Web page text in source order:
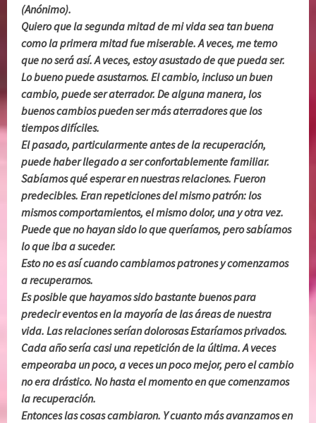
(Anónimo).
Quiero que la segunda mitad de mi vida sea tan buena
como la primera mitad fue miserable. A veces, me temo
que no será así. A veces, estoy asustado de que pueda ser.
Lo bueno puede asustarnos. El cambio, incluso un buen
cambio, puede ser aterrador. De alguna manera, los
buenos cambios pueden ser más aterradores que los
tiempos difíciles.
El pasado, particularmente antes de la recuperación,
puede haber llegado a ser confortablemente familiar.
Sabíamos qué esperar en nuestras relaciones. Fueron
predecibles. Eran repeticiones del mismo patrón:los
mismos comportamientos, el mismo dolor, una y otra vez.
Puede que no hayan sido lo que queríamos, pero sabíamos
lo que iba a suceder.
Esto no es así cuando cambiamos patrones y comenzamos
a recuperarnos.
Es posible que hayamos sido bastante buenos para
predecir eventos en la mayoría de las áreas de nuestra
vida. Las relaciones serían dolorosas Estaríamos privados.
Cada año sería casi una repetición de la última. A veces
empeoraba un poco, a veces un poco mejor, pero el cambio
no era drástico. No hasta el momento en que comenzamos
la recuperación.
Entonces las cosas cambiaron. Y cuanto más avanzamos en